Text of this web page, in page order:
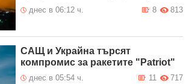
днес в 06:12 ч. 813
8
САЩ и Украйна търсят
компромис за ракетите "Patriot"
днес в 05:54 ч. 717
11